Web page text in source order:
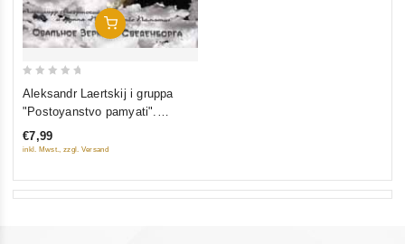
In Den Warenkorb
5
Aleksandr Laertskij i gruppa
"Postoyanstvo pamyati".
Ovalnoe zerkalo Svedenborga
€7,99
inkl. Mwst., zzgl. Versand